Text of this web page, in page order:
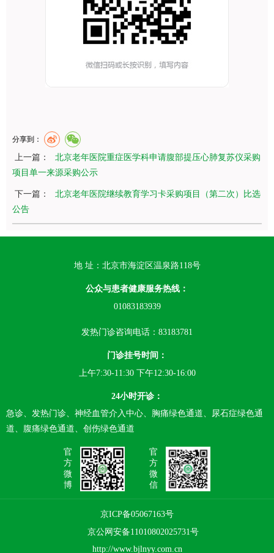
分享到：
上一篇：
北京老年医院重症医学科申请腹部提压心肺复苏仪采购
项目单一来源采购公示
下一篇：
北京老年医院继续教育学习卡采购项目（第二次）比选
公告
地 址：北京市海淀区温泉路118号
公众与患者健康服务热线：
01083183939
发热门诊咨询电话：83183781
门诊挂号时间：
上午7:30-11:30 下午12:30-16:00
24小时开诊：
急诊、发热门诊、神经血管介入中心、胸痛绿色通道、尿石症绿色通
道、腹痛绿色通道、创伤绿色通道
官
方
微
博
官
方
微
信
京ICP备05067163号
京公网安备11010802025731号
http://www.bjlnyy.com.cn